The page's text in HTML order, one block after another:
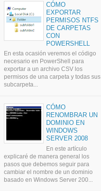
CÓMO
EXPORTAR
PERMISOS NTFS
DE CARPETAS
CON
POWERSHELL
En esta ocasión veremos el código
necesario en PowerShell para
exportar a un archivo CSV los
permisos de una carpeta y todas sus
subcarpeta...
CÓMO
RENOMBRAR UN
DOMINIO EN
WINDOWS
SERVER 2008
En este artículo
explicaré de manera general los
pasos que debemos seguir para
cambiar el nombre de un dominio
basado en Windows Server 200...